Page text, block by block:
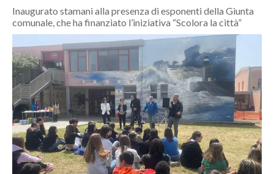
OGLIASTRA
CRONACA
ITALIA
MONDO
POLITICA
ECONOMIA
Inaugurato stamani alla presenza di esponenti della Giunta
comunale, che ha finanziato l’iniziativa “Scolora la città”